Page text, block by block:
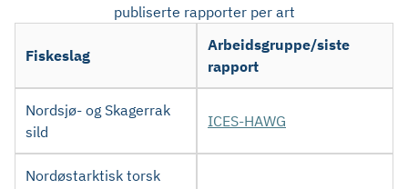
publiserte rapporter per art
Fiskeslag
Arbeidsgruppe/siste
rapport
Nordsjø- og Skagerrak
sild
ICES-HAWG
Nordøstarktisk torsk